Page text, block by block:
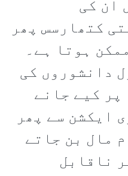
ان کی
کتھارسس پھر
ہوتا ہے۔
دانشوروں کی
کیے جانے
ایکشن سے پھر
مال بن جاتے
ناقابل